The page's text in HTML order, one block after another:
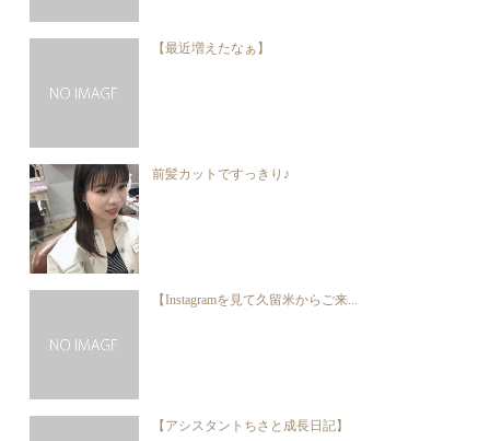
【最近増えたなぁ】
前髪カットですっきり♪
【Instagramを見て久留米からご来...
【アシスタントちさと成長日記】